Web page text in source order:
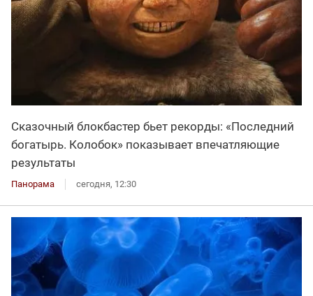
Сказочный блокбастер бьет рекорды: «Последний
богатырь. Колобок» показывает впечатляющие
результаты
Панорама сегодня, 12:30